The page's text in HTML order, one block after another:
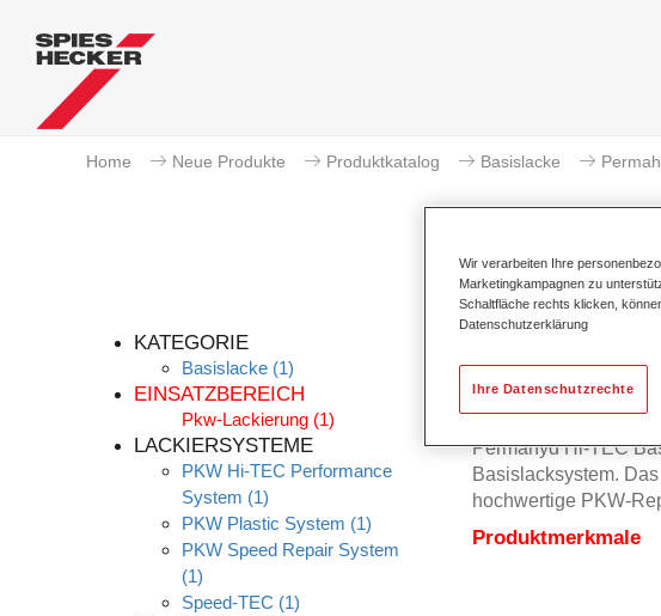
Home Neue Produkte Produktkatalog Basislacke
KATEGORIE
Basislacke (1)
EINSATZBEREICH
Pkw-Lackierung (1)
LACKIERSYSTEME
PKW Hi-TEC Performance
System (1)
PKW Plastic System (1)
PKW Speed Repair System
(1)
Speed-TEC (1)
Permahyd Hi-TEC
Basislacksystem.
hochwertige PKW-
Produktmerkmale
Wir verarbeiten Ihre
Marketingkampagnen zu
Schaltfläche rechts klicken,
Datenschutzerklärung
Ihre Datenschutzrechte